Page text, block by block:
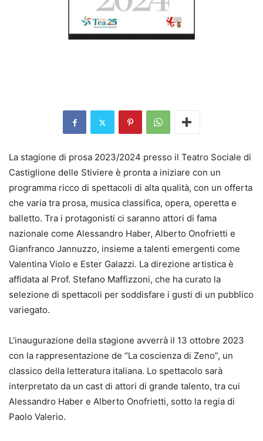
La stagione di prosa 2023/2024 presso il Teatro Sociale di
Castiglione delle Stiviere è pronta a iniziare con un
programma ricco di spettacoli di alta qualità, con un offerta
che varia tra prosa, musica classifica, opera, operetta e
balletto. Tra i protagonisti ci saranno attori di fama
nazionale come Alessandro Haber, Alberto Onofrietti e
Gianfranco Jannuzzo, insieme a talenti emergenti come
Valentina Violo e Ester Galazzi. La direzione artistica è
affidata al Prof. Stefano Maffizzoni, che ha curato la
selezione di spettacoli per soddisfare i gusti di un pubblico
variegato.
L’inaugurazione della stagione avverrà il 13 ottobre 2023
con la rappresentazione de “La coscienza di Zeno”, un
classico della letteratura italiana. Lo spettacolo sarà
interpretato da un cast di attori di grande talento, tra cui
Alessandro Haber e Alberto Onofrietti, sotto la regia di
Paolo Valerio.